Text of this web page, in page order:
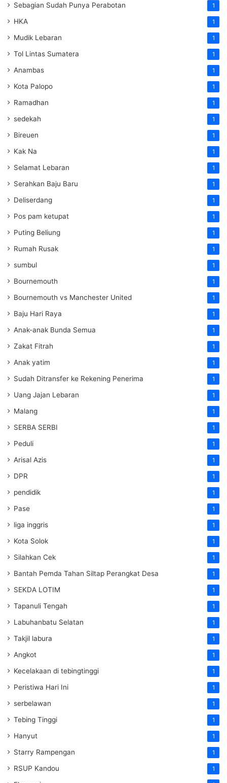
Sebagian Sudah Punya Perabotan 1
HKA 1
Mudik Lebaran 1
Tol Lintas Sumatera 1
Anambas 1
Kota Palopo 1
Ramadhan 1
sedekah 1
Bireuen 1
Kak Na 1
Selamat Lebaran 1
Serahkan Baju Baru 1
Deliserdang 1
Pos pam ketupat 1
Puting Beliung 1
Rumah Rusak 1
sumbul 1
Bournemouth 1
Bournemouth vs Manchester United 1
Baju Hari Raya 1
Anak-anak Bunda Semua 1
Zakat Fitrah 1
Anak yatim 1
Sudah Ditransfer ke Rekening Penerima 1
Uang Jajan Lebaran 1
Malang 1
SERBA SERBI 1
Peduli 1
Arisal Azis 1
DPR 1
pendidik 1
Pase 1
liga inggris 1
Kota Solok 1
Silahkan Cek 1
Bantah Pemda Tahan Siltap Perangkat Desa 1
SEKDA LOTIM 1
Tapanuli Tengah 1
Labuhanbatu Selatan 1
Takjil labura 1
Angkot 1
Kecelakaan di tebingtinggi 1
Peristiwa Hari Ini 1
serbelawan 1
Tebing Tinggi 1
Hanyut 1
Starry Rampengan 1
RSUP Kandou 1